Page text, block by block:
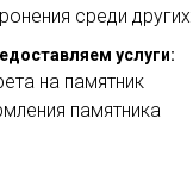
среди
услуги:
на памятник
памятника